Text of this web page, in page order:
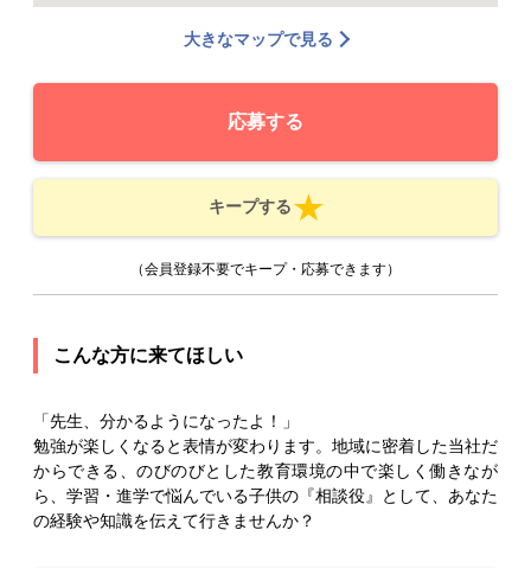
大きなマップで見る
応募する
キープする
（会員登録不要でキープ・応募できます）
こんな方に来てほしい
「先生、分かるようになったよ！」
勉強が楽しくなると表情が変わります。地域に密着した当社だ
からできる、のびのびとした教育環境の中で楽しく働きなが
ら、学習・進学で悩んでいる子供の『相談役』として、あなた
の経験や知識を伝えて行きませんか？